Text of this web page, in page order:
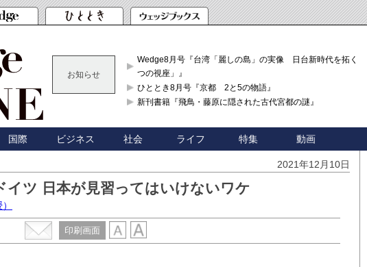
お知らせ
Wedge8月号『台湾「麗しの島」の実像 日台新時代を拓く「3
つの視座」』
ひととき8月号『京都 2と5の物語』
新刊書籍『飛鳥・藤原に隠された古代宮都の謎』
国際 ビジネス 社会 ライフ 特集 動画
2021年12月10日
イツ 日本が見習ってはいけないワケ
印刷画面